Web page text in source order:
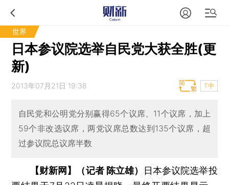
世界
日本参议院选举自民党大获全胜(更
新)
2013年07月21日 19:38 T中
自民党和公明党分别赢得65个议席、11个议席，加上
59个非改选议席，两党议席总数达到135个议席，超
过参议院总议席半数
【财新网】（记者 陈立雄）
日本参议院选举投